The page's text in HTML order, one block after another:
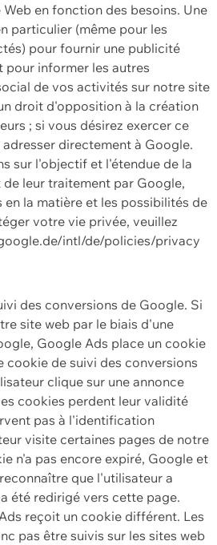
en fonction des besoins. Une
particulier (même pour les
pour fournir une publicité
pour informer les autres
de vos activités sur notre site
droit d'opposition à la création
; si vous désirez exercer ce
directement à Google.
sur l'objectif et l'étendue de la
leur traitement par Google,
la matière et les possibilités de
votre vie privée, veuillez
intl/de/policies/privacy
des conversions de Google. Si
site web par le biais d'une
Google Ads place un cookie
cookie de suivi des conversions
clique sur une annonce
cookies perdent leur validité
pas à l'identification
visite certaines pages de notre
n'a pas encore expiré, Google et
que l'utilisateur a
été redirigé vers cette page.
reçoit un cookie différent. Les
pas être suivis sur les sites web